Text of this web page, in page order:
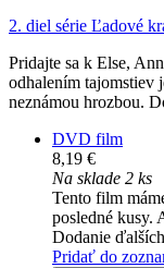
2. diel série Ľadové
Pridajte sa k Else,
odhalením tajomstiev
neznámou hrozbou.
DVD film
8,19 €
Na sklade 2 ks
Tento film
posledné kusy.
Dodanie
Pridať do